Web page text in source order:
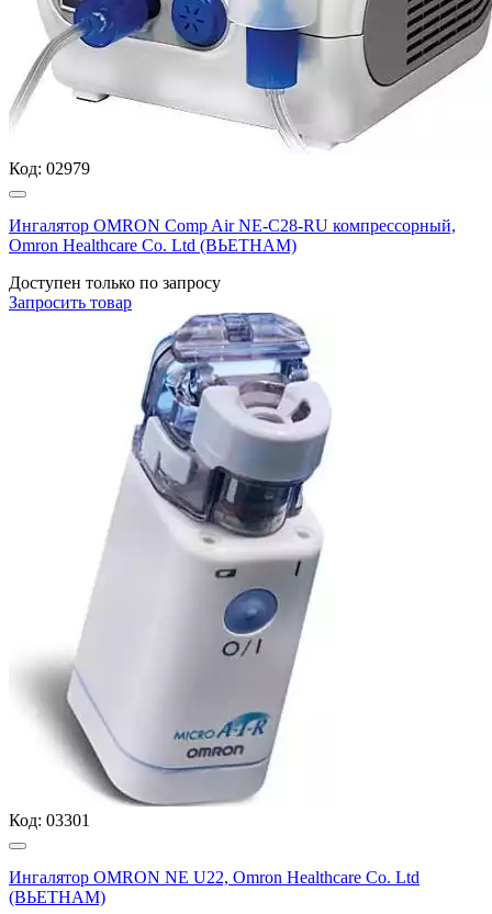
Код: 02979
Ингалятор OMRON Comp Air NE-C28-RU компрессорный,
Omron Healthcare Co. Ltd (ВЬЕТНАМ)
Доступен только по запросу
Запросить товар
Код: 03301
Ингалятор OMRON NE U22, Omron Healthcare Co. Ltd
(ВЬЕТНАМ)